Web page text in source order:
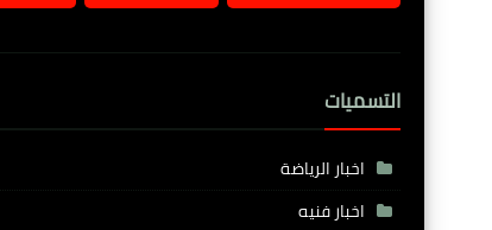
التسميات
اخبار الرياضة
اخبار فنيه